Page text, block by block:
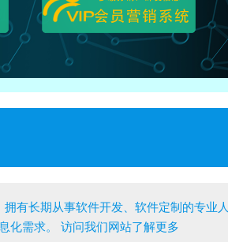
有长期从事软件开发、软件定制的专业
化需求。 访问我们网站了解更多